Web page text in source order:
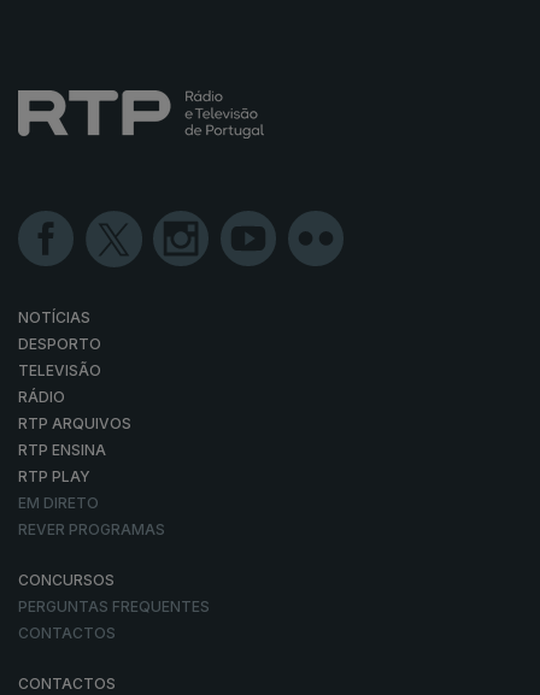
NOTÍCIAS
DESPORTO
TELEVISÃO
RÁDIO
RTP ARQUIVOS
RTP ENSINA
RTP PLAY
EM DIRETO
REVER PROGRAMAS
CONCURSOS
PERGUNTAS FREQUENTES
CONTACTOS
CONTACTOS